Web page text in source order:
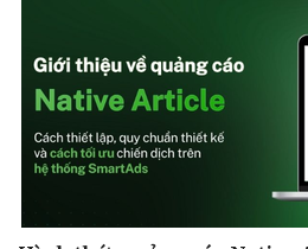
Du lịch
Tư vấn
Săn Tour
check-in